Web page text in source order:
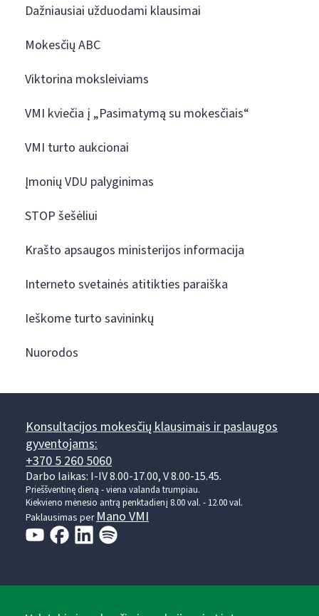
Dažniausiai užduodami klausimai
Mokesčių ABC
Viktorina moksleiviams
VMI kviečia į „Pasimatymą su mokesčiais“
VMI turto aukcionai
Įmonių VDU palyginimas
STOP šešėliui
Krašto apsaugos ministerijos informacija
Interneto svetainės atitikties paraiška
Ieškome turto savininkų
Nuorodos
Konsultacijos mokesčių klausimais ir paslaugos
gyventojams:
+370 5 260 5060
Darbo laikas: I-IV 8.00-17.00, V 8.00-15.45.
Prieššventinę dieną - viena valanda trumpiau.
Kiekvieno mėnesio antrą penktadienį 8.00 val. - 12.00 val.
Paklausimas perMano VMI